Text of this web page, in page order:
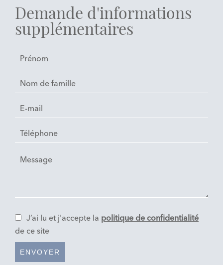
Demande d'informations
supplémentaires
J’ai lu et j'accepte la politique de confidentialité
de ce site
ENVOYER